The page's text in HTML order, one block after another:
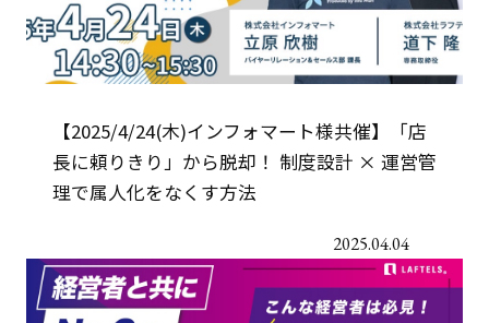
【2025/4/24(木)インフォマート様共催】「店
長に頼りきり」から脱却！ 制度設計 × 運営管
理で属人化をなくす方法
2025.04.04